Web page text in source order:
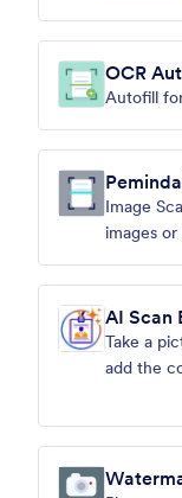
OCR
Autofill
Image
images
AI Scan
Take a
add the